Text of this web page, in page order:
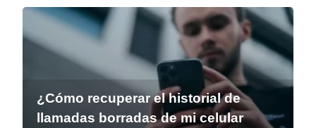
¿Cómo recuperar el historial de
llamadas borradas de mi celular